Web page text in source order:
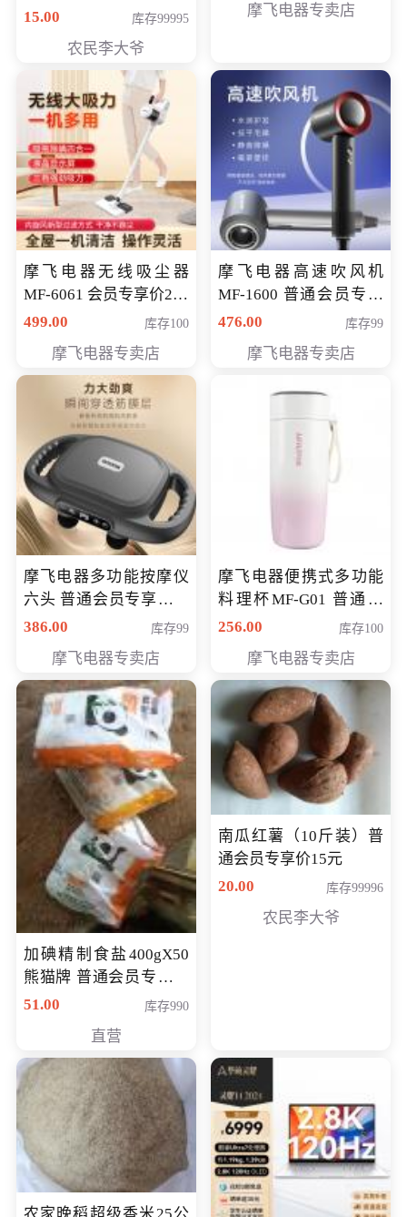
15.00
库存99995
农民李大爷
摩飞电器专卖店
摩飞电器无线吸尘器
MF-6061 会员专享价299
元
499.00 库存100
摩飞电器专卖店
摩飞电器高速吹风机
MF-1600 普通会员专享
价298元
476.00 库存99
摩飞电器专卖店
摩飞电器多功能按摩仪
六头 普通会员专享价格
199元
386.00 库存99
摩飞电器专卖店
摩飞电器便携式多功能
料理杯MF-G01 普通会
员专享价格118元
256.00 库存100
摩飞电器专卖店
加碘精制食盐400gX50
熊猫牌 普通会员专享价
格50元
51.00 库存990
直营
南瓜红薯（10斤装）普
通会员专享价15元
20.00
库存99996
农民李大爷